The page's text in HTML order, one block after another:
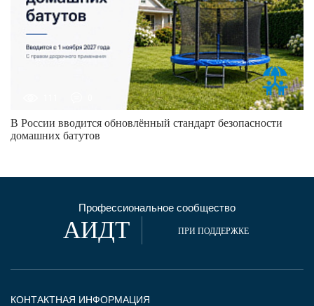
В России вводится обновлённый стандарт безопасности
домашних батутов
Профессиональное сообщество
АИДТ ПРИ ПОДДЕРЖКЕ
КОНТАКТНАЯ ИНФОРМАЦИЯ